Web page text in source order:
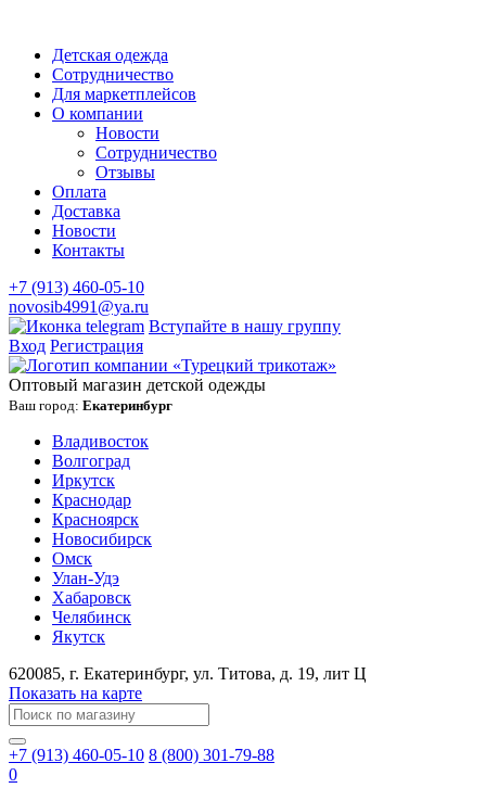
Детская одежда
Сотрудничество
Для маркетплейсов
О компании
Новости
Сотрудничество
Отзывы
Оплата
Доставка
Новости
Контакты
+7 (913) 460-05-10
novosib4991@ya.ru
Вступайте в нашу группу
Вход Регистрация
Оптовый магазин детской одежды
Ваш город: Екатеринбург
Владивосток
Волгоград
Иркутск
Краснодар
Красноярск
Новосибирск
Омск
Улан-Удэ
Хабаровск
Челябинск
Якутск
620085, г. Екатеринбург, ул. ​Титова, д. 19, лит Ц
Показать на карте
+7 (913) 460-05-10 8 (800) 301-79-88
0